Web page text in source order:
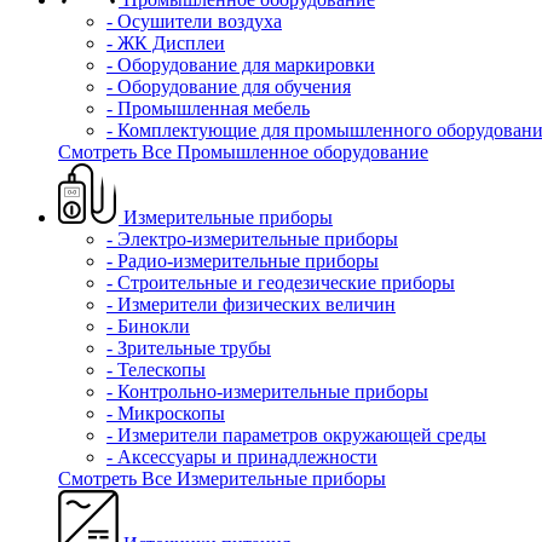
- Осушители воздуха
- ЖК Дисплеи
- Оборудование для маркировки
- Оборудование для обучения
- Промышленная мебель
- Комплектующие для промышленного
Смотреть Все Промышленное оборудование
Измерительные приборы
- Электро-измерительные приборы
- Радио-измерительные приборы
- Строительные и геодезические приборы
- Измерители физических величин
- Бинокли
- Зрительные трубы
- Телескопы
- Контрольно-измерительные приборы
- Микроскопы
- Измерители параметров окружающей среды
- Аксессуары и принадлежности
Смотреть Все Измерительные приборы